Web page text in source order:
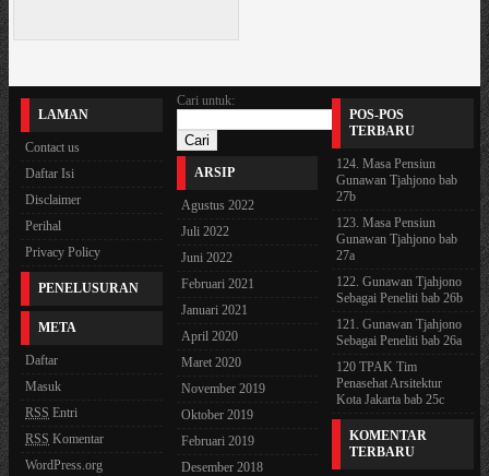
LAMAN
Contact us
Daftar Isi
Disclaimer
Perihal
Privacy Policy
PENELUSURAN
META
Daftar
Masuk
RSS Entri
RSS Komentar
WordPress.org
Cari untuk:
ARSIP
Agustus 2022
Juli 2022
Juni 2022
Februari 2021
Januari 2021
April 2020
Maret 2020
November 2019
Oktober 2019
Februari 2019
Desember 2018
POS-POS
TERBARU
124. Masa Pensiun
Gunawan Tjahjono bab
27b
123. Masa Pensiun
Gunawan Tjahjono bab
27a
122. Gunawan Tjahjono
Sebagai Peneliti bab 26b
121. Gunawan Tjahjono
Sebagai Peneliti bab 26a
120 TPAK Tim
Penasehat Arsitektur
Kota Jakarta bab 25c
KOMENTAR
TERBARU